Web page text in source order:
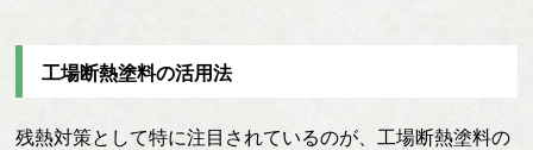
工場断熱塗料の活用法
残熱対策として特に注目されているのが、工場断熱塗料の